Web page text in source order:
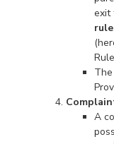
exit
A